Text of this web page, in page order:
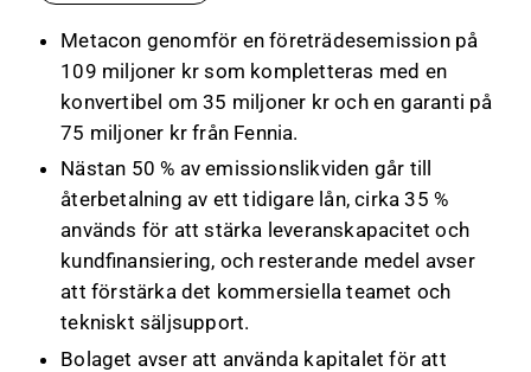
Metacon genomför en företrädesemission på
109 miljoner kr som kompletteras med en
konvertibel om 35 miljoner kr och en garanti på
75 miljoner kr från Fennia.
Nästan 50 % av emissionslikviden går till
återbetalning av ett tidigare lån, cirka 35 %
används för att stärka leveranskapacitet och
kundfinansiering, och resterande medel avser
att förstärka det kommersiella teamet och
tekniskt säljsupport.
Bolaget avser att använda kapitalet för att